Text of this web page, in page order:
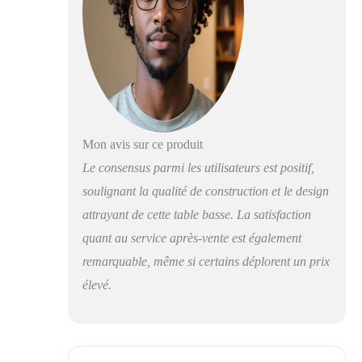
d'un vérin
pneumatique, la
table permet un
réglage continu et
facile de la hauteur
selon vos besoins.
Que vous ayez
rapide et sans
effort, garantissant
un confort
maximal. Stabilité
et solidité – Conçue
Mon avis sur ce produit
Le consensus parmi les utilisateurs est positif,
soulignant la qualité de construction et le design
attrayant de cette table basse. La satisfaction
quant au service après-vente est également
remarquable, même si certains déplorent un prix
élevé.